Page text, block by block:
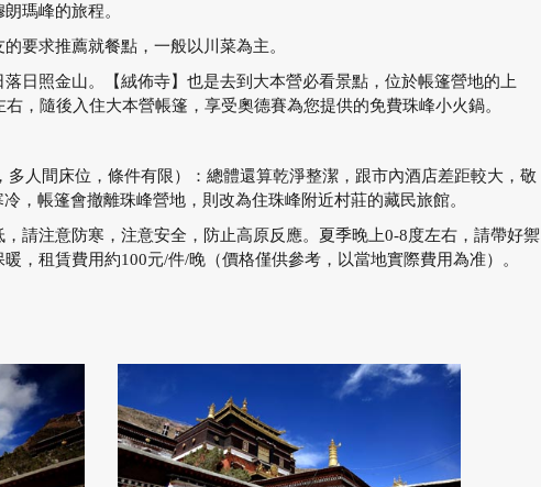
瑪峰的旅程。
要求推薦就餐點，一般以川菜為主。
日照金山。【絨佈寺】也是去到大本營必看景點，位於帳篷營地的上
，隨後入住大本營帳篷，享受奧德賽為您提供的免費珠峰小火鍋。
多人間床位，條件有限）：總體還算乾淨整潔，跟市內酒店差距較大，敬
，帳篷會撤離珠峰營地，則改為住珠峰附近村莊的藏民旅館。
請注意防寒，注意安全，防止高原反應。夏季晚上0-8度左右，請帶好禦
，租賃費用約100元/件/晚（價格僅供參考，以當地實際費用為准）。